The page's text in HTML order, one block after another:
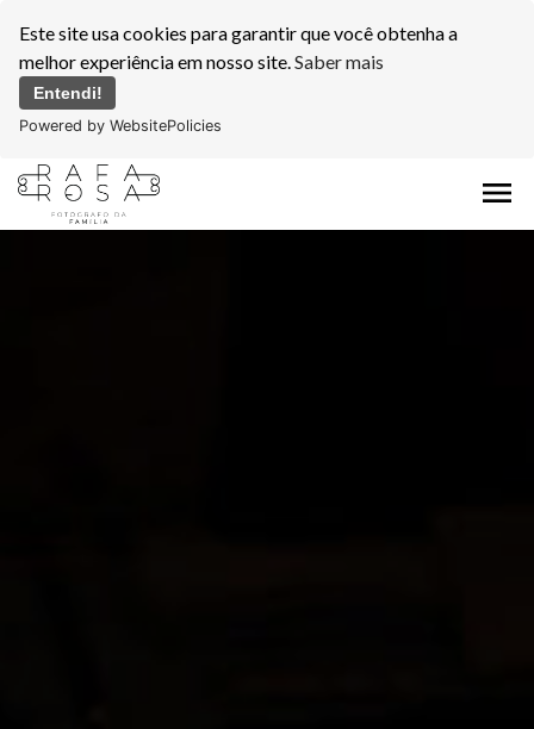
Este site usa cookies para garantir que você obtenha a
melhor experiência em nosso site.Saber mais
Entendi!
Powered by WebsitePolicies
menu